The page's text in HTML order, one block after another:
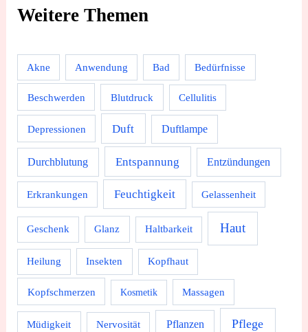
Weitere Themen
Akne Anwendung Bad Bedürfnisse
Beschwerden Blutdruck Cellulitis
Depressionen Duft Duftlampe
Durchblutung Entspannung Entzündungen
Erkrankungen Feuchtigkeit Gelassenheit
Geschenk Glanz Haltbarkeit Haut
Heilung Insekten Kopfhaut
Kopfschmerzen Kosmetik Massagen
Müdigkeit Nervosität Pflanzen Pflege